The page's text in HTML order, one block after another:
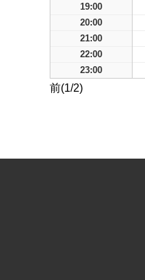
19:00
20:00
21:00
22:00
23:00
前(1/2)